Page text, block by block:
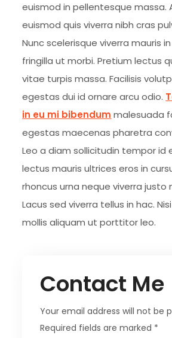
euismod in pellentesque massa.
euismod quis viverra nibh cras
Nunc scelerisque viverra mauris
fringilla ut morbi. Pretium lectus
vitae turpis massa. Facilisis
egestas dui id ornare arcu odio.
in eu mi bibendum malesuada
egestas maecenas pharetra
Leo a diam sollicitudin tempor id
lectus mauris ultrices eros in
rhoncus urna neque viverra justo
Lacus sed viverra tellus in hac.
mollis aliquam ut porttitor leo.
Contact Me
Your email address will not be
Required fields are marked *